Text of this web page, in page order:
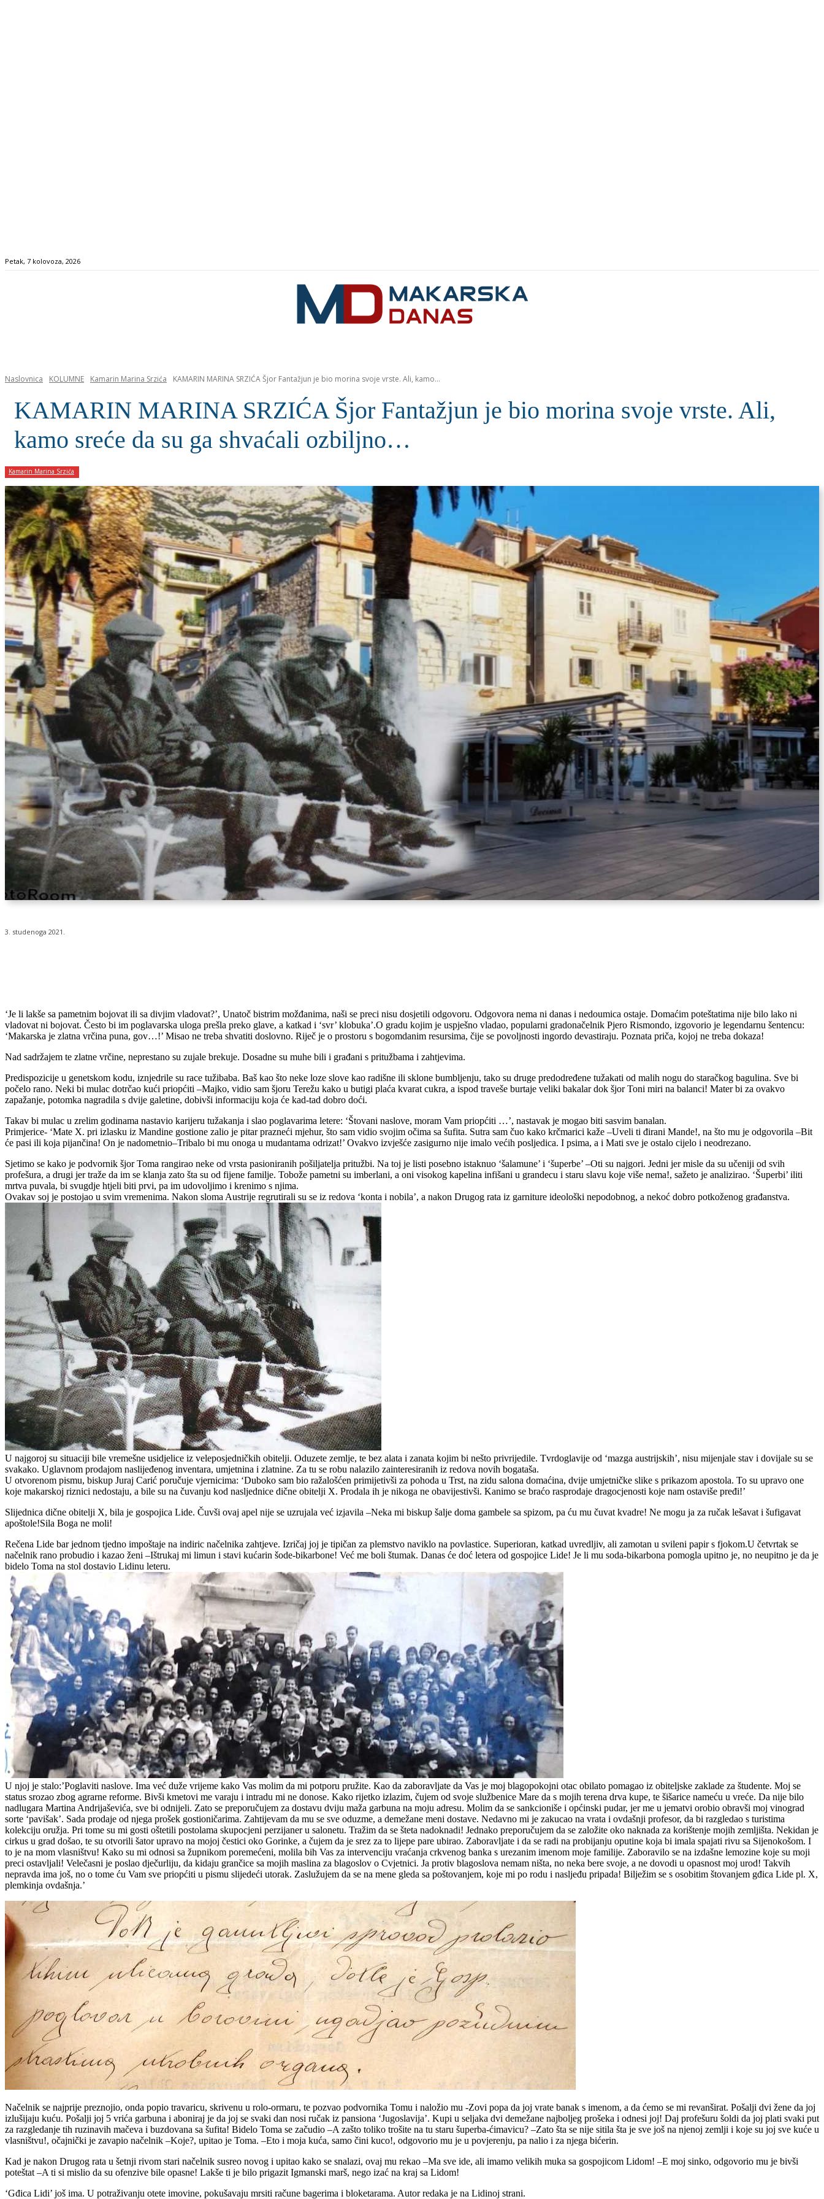
Petak, 7 kolovoza, 2026
Naslovnica KOLUMNE Kamarin Marina Srzića KAMARIN MARINA SRZIĆA Šjor Fantažjun je bio morina svoje vrste. Ali, kamo...
KAMARIN MARINA SRZIĆA Šjor Fantažjun je bio morina svoje vrste. Ali,
kamo sreće da su ga shvaćali ozbiljno…
Kamarin Marina Srzića
3. studenoga 2021.
‘Je li lakše sa pametnim bojovat ili sa divjim vladovat?’, Unatoč bistrim možđanima, naši se preci nisu dosjetili odgovoru. Odgovora nema ni danas i nedoumica ostaje. Domaćim poteštatima nije bilo lako ni
vladovat ni bojovat. Često bi im poglavarska uloga prešla preko glave, a katkad i ‘svr’ klobuka’.O gradu kojim je uspješno vladao, popularni gradonačelnik Pjero Rismondo, izgovorio je legendarnu šentencu:
‘Makarska je zlatna vrčina puna, gov…!’ Misao ne treba shvatiti doslovno. Riječ je o prostoru s bogomdanim resursima, čije se povoljnosti ingordo devastiraju. Poznata priča, kojoj ne treba dokaza!
Nad sadržajem te zlatne vrčine, neprestano su zujale brekuje. Dosadne su muhe bili i građani s pritužbama i zahtjevima.
Predispozicije u genetskom kodu, iznjedrile su race tužibaba. Baš kao što neke loze slove kao radišne ili sklone bumbljenju, tako su druge predodređene tužakati od malih nogu do staračkog bagulina. Sve bi
počelo rano. Neki bi mulac dotrčao kući priopćiti –Majko, vidio sam šjoru Terežu kako u butigi plaća kvarat cukra, a ispod traveše burtaje veliki bakalar dok šjor Toni miri na balanci! Mater bi za ovakvo
zapažanje, potomka nagradila s dvije galetine, dobivši informaciju koja će kad-tad dobro doći.
Takav bi mulac u zrelim godinama nastavio karijeru tužakanja i slao poglavarima letere: ‘Štovani naslove, moram Vam priopćiti …’, nastavak je mogao biti sasvim banalan.
Primjerice- ‘Mate X. pri izlasku iz Mandine gostione zalio je pitar prazneći mjehur, što sam vidio svojim očima sa šufita. Sutra sam čuo kako krčmarici kaže –Uveli ti đirani Mande!, na što mu je odgovorila –Bit
će pasi ili koja pijančina! On je nadometnio–Tribalo bi mu onoga u mudantama odrizat!’ Ovakvo izvješće zasigurno nije imalo većih posljedica. I psima, a i Mati sve je ostalo cijelo i neodrezano.
Sjetimo se kako je podvornik šjor Toma rangirao neke od vrsta pasioniranih pošiljatelja pritužbi. Na toj je listi posebno istaknuo ‘šalamune’ i ‘šuperbe’ –Oti su najgori. Jedni jer misle da su učeniji od svih
profešura, a drugi jer traže da im se klanja zato šta su od fijene familje. Tobože pametni su imberlani, a oni visokog kapelina infišani u grandecu i staru slavu koje više nema!, sažeto je analizirao. ‘Šuperbi’ iliti
mrtva puvala, bi svugdje htjeli biti prvi, pa im udovoljimo i krenimo s njima.
Ovakav soj je postojao u svim vremenima. Nakon sloma Austrije regrutirali su se iz redova ‘konta i nobila’, a nakon Drugog rata iz garniture ideološki nepodobnog, a nekoć dobro potkoženog građanstva.
U najgoroj su situaciji bile vremešne usidjelice iz veleposjedničkih obitelji. Oduzete zemlje, te bez alata i zanata kojim bi nešto privrijedile. Tvrdoglavije od ‘mazga austrijskih’, nisu mijenjale stav i dovijale su se
svakako. Uglavnom prodajom naslijeđenog inventara, umjetnina i zlatnine. Za tu se robu nalazilo zainteresiranih iz redova novih bogataša.
U otvorenom pismu, biskup Juraj Carić poručuje vjernicima: ‘Duboko sam bio ražalošćen primijetivši za pohoda u Trst, na zidu salona domaćina, dvije umjetničke slike s prikazom apostola. To su upravo one
koje makarskoj riznici nedostaju, a bile su na čuvanju kod nasljednice dične obitelji X. Prodala ih je nikoga ne obavijestivši. Kanimo se braćo rasprodaje dragocjenosti koje nam ostaviše pređi!’
Slijednica dične obitelji X, bila je gospojica Lide. Čuvši ovaj apel nije se uzrujala već izjavila –Neka mi biskup šalje doma gambele sa spizom, pa ću mu čuvat kvadre! Ne mogu ja za ručak lešavat i šufigavat
apoštole!Sila Boga ne moli!
Rečena Lide bar jednom tjedno impoštaje na indiric načelnika zahtjeve. Izričaj joj je tipičan za plemstvo naviklo na povlastice. Superioran, katkad uvredljiv, ali zamotan u svileni papir s fjokom.U četvrtak se
načelnik rano probudio i kazao ženi –Ištrukaj mi limun i stavi kućarin šode-bikarbone! Već me boli štumak. Danas će doć letera od gospojice Lide! Je li mu soda-bikarbona pomogla upitno je, no neupitno je da je
bidelo Toma na stol dostavio Lidinu leteru.
U njoj je stalo:’Poglaviti naslove. Ima već duže vrijeme kako Vas molim da mi potporu pružite. Kao da zaboravljate da Vas je moj blagopokojni otac obilato pomagao iz obiteljske zaklade za študente. Moj se
status srozao zbog agrarne reforme. Bivši kmetovi me varaju i intradu mi ne donose. Kako rijetko izlazim, čujem od svoje službenice Mare da s mojih terena drva kupe, te šišarice nameću u vreće. Da nije bilo
nadlugara Martina Andrijaševića, sve bi odnijeli. Zato se preporučujem za dostavu dviju maža garbuna na moju adresu. Molim da se sankcioniše i općinski pudar, jer me u jematvi orobio obravši moj vinograd
sorte ‘pavišak’. Sada prodaje od njega prošek gostioničarima. Zahtijevam da mu se sve oduzme, a demežane meni dostave. Nedavno mi je zakucao na vrata i ovdašnji profesor, da bi razgledao s turistima
kolekciju oružja. Pri tome su mi gosti oštetili postolama skupocjeni perzijaner u salonetu. Tražim da se šteta nadoknadi! Jednako preporučujem da se založite oko naknada za korištenje mojih zemljišta. Nekidan je
cirkus u grad došao, te su otvorili šator upravo na mojoj čestici oko Gorinke, a čujem da je srez za to lijepe pare ubirao. Zaboravljate i da se radi na probijanju oputine koja bi imala spajati rivu sa Sijenokošom. I
to je na mom vlasništvu! Kako su mi odnosi sa župnikom poremećeni, molila bih Vas za intervenciju vraćanja crkvenog banka s urezanim imenom moje familije. Zaboravilo se na izdašne lemozine koje su moji
preci ostavljali! Velečasni je poslao dječurliju, da kidaju grančice sa mojih maslina za blagoslov o Cvjetnici. Ja protiv blagoslova nemam ništa, no neka bere svoje, a ne dovodi u opasnost moj urod! Takvih
nepravda ima još, no o tome ću Vam sve priopćiti u pismu slijedeći utorak. Zaslužujem da se na mene gleda sa poštovanjem, koje mi po rodu i nasljeđu pripada! Bilježim se s osobitim štovanjem gđica Lide pl. X,
plemkinja ovdašnja.’
Načelnik se najprije preznojio, onda popio travaricu, skrivenu u rolo-ormaru, te pozvao podvornika Tomu i naložio mu -Zovi popa da joj vrate banak s imenom, a da ćemo se mi revanširat. Pošalji dvi žene da joj
izlušijaju kuću. Pošalji joj 5 vrića garbuna i aboniraj je da joj se svaki dan nosi ručak iz pansiona ‘Jugoslavija’. Kupi u seljaka dvi demežane najboljeg prošeka i odnesi joj! Daj profešuru šoldi da joj plati svaki put
za razgledanje tih ruzinavih mačeva i buzdovana sa šufita! Bidelo Toma se začudio –A zašto toliko trošite na tu staru šuperba-ćimavicu? –Zato šta se nije sitila šta je sve još na njenoj zemlji i koje su joj sve kuće u
vlasništvu!, očajnički je zavapio načelnik –Koje?, upitao je Toma. –Eto i moja kuća, samo čini kuco!, odgovorio mu je u povjerenju, pa nalio i za njega bićerin.
Kad je nakon Drugog rata u šetnji rivom stari načelnik susreo novog i upitao kako se snalazi, ovaj mu rekao –Ma sve ide, ali imamo velikih muka sa gospojicom Lidom! –E moj sinko, odgovorio mu je bivši
poteštat –A ti si mislio da su ofenzive bile opasne! Lakše ti je bilo prigazit Igmanski marš, nego izać na kraj sa Lidom!
‘Gđica Lidi’ još ima. U potraživanju otete imovine, pokušavaju mrsiti račune bagerima i bloketarama. Autor redaka je na Lidinoj strani.